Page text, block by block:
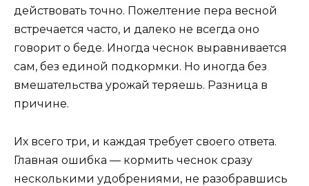
действовать точно. Пожелтение пера весной
встречается часто, и далеко не всегда оно
говорит о беде. Иногда чеснок выравнивается
сам, без единой подкормки. Но иногда без
вмешательства урожай теряешь. Разница в
причине.
Их всего три, и каждая требует своего ответа.
Главная ошибка — кормить чеснок сразу
несколькими удобрениями, не разобравшись